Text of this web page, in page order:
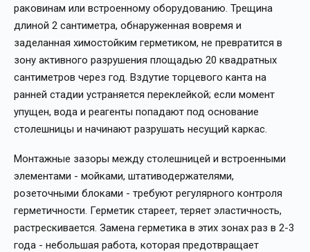
раковинам или встроенному оборудованию. Трещина
длиной 2 сантиметра, обнаруженная вовремя и
заделанная химостойким герметиком, не превратится в
зону активного разрушения площадью 20 квадратных
сантиметров через год. Вздутие торцевого канта на
ранней стадии устраняется переклейкой; если момент
упущен, вода и реагенты попадают под основание
столешницы и начинают разрушать несущий каркас.
Монтажные зазоры между столешницей и встроенными
элементами - мойками, штативодержателями,
розеточными блоками - требуют регулярного контроля
герметичности. Герметик стареет, теряет эластичность,
растрескивается. Замена герметика в этих зонах раз в 2-3
года - небольшая работа, которая предотвращает